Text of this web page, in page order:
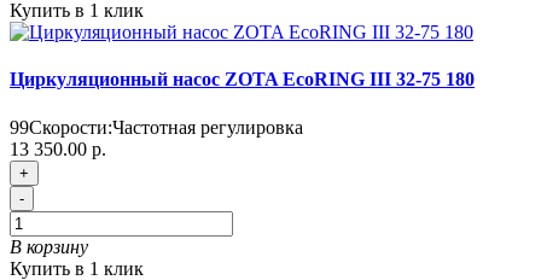
Купить в 1 клик
Циркуляционный насос ZOTA EcoRING III 32-75 180
99Скорости:Частотная регулировка
13 350.00 р.
+
-
В корзину
Купить в 1 клик